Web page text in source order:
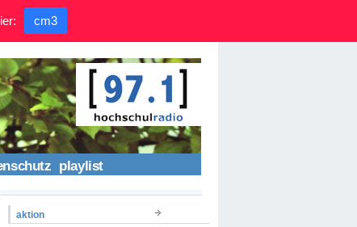
playlist
aktion
cm3